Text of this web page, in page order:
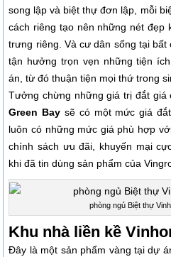
song lập và biệt thự đơn lập, mỗi
cách riêng tạo nên những nét đẹp
trưng riêng. Và cư dân sống tại
tận hưởng trọn vẹn những tiện
án, từ đó thuận tiện mọi thứ trong
Tưởng chừng những giá trị đắt giá
Green Bay sẽ có một mức giá
luôn có những mức giá phù hợp
chính sách ưu đãi, khuyến mại
khi đã tin dùng sản phẩm của
phòng ngủ Biệt thự
Khu nhà liền kề
Đây là một sản phẩm vàng tại dự